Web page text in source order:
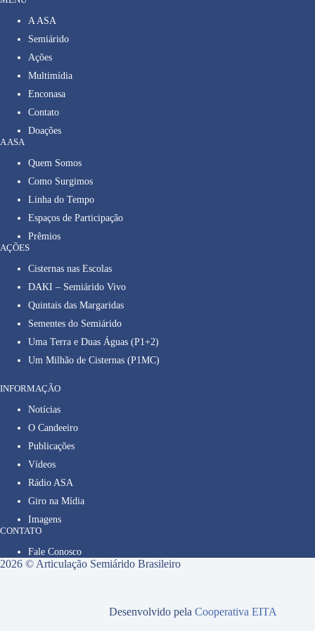
A ASA
Semiárido
Ações
Multimídia
Enconasa
Contato
Doações
A ASA
Quem Somos
Como Surgimos
Linha do Tempo
Espaços de Participação
Prêmios
AÇÕES
Cisternas nas Escolas
DAKI – Semiárido Vivo
Quintais das Margaridas
Sementes do Semiárido
Uma Terra e Duas Águas (P1+2)
Um Milhão de Cisternas (P1MC)
INFORMAÇÃO
Notícias
O Candeeiro
Publicações
Vídeos
Rádio ASA
Giro na Mídia
Imagens
CONTATO
Fale Conosco
2026 © Articulação Semiárido Brasileiro
Desenvolvido pelaCooperativa EITA